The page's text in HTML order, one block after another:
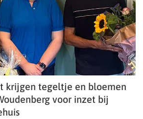
krijgen tegeltje en bloemen
voor inzet bij